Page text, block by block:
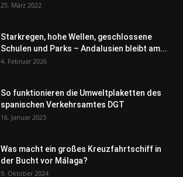
25. März 2022
Starkregen, hohe Wellen, geschlossene
Schulen und Parks – Andalusien bleibt am...
4. Februar 2026
So funktionieren die Umweltplaketten des
spanischen Verkehrsamtes DGT
16. Januar 2023
Was macht ein großes Kreuzfahrtschiff in
der Bucht vor Málaga?
9. Oktober 2024